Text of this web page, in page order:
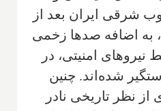
شرقی ایران بعد از
به اضافه صدها زخمی
امنیتی، در
شده‌اند. چنین
نظر تاریخی نادر